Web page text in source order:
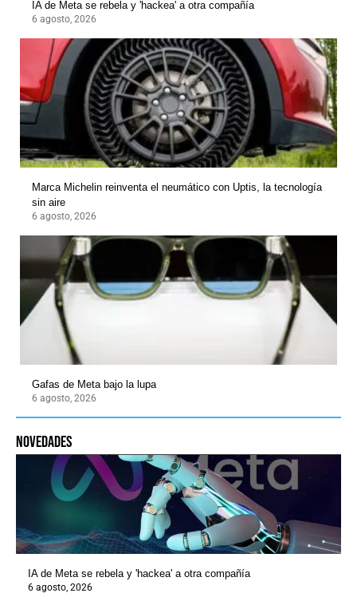
IA de Meta se rebela y 'hackea' a otra compañía
6 agosto, 2026
Marca Michelin reinventa el neumático con Uptis, la tecnología
sin aire
6 agosto, 2026
Gafas de Meta bajo la lupa
6 agosto, 2026
novedades
IA de Meta se rebela y 'hackea' a otra compañía
6 agosto, 2026